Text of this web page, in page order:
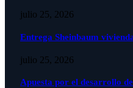
julio 25, 2026
Entrega Sheinbaum
julio 25, 2026
Apuesta por el desarrollo